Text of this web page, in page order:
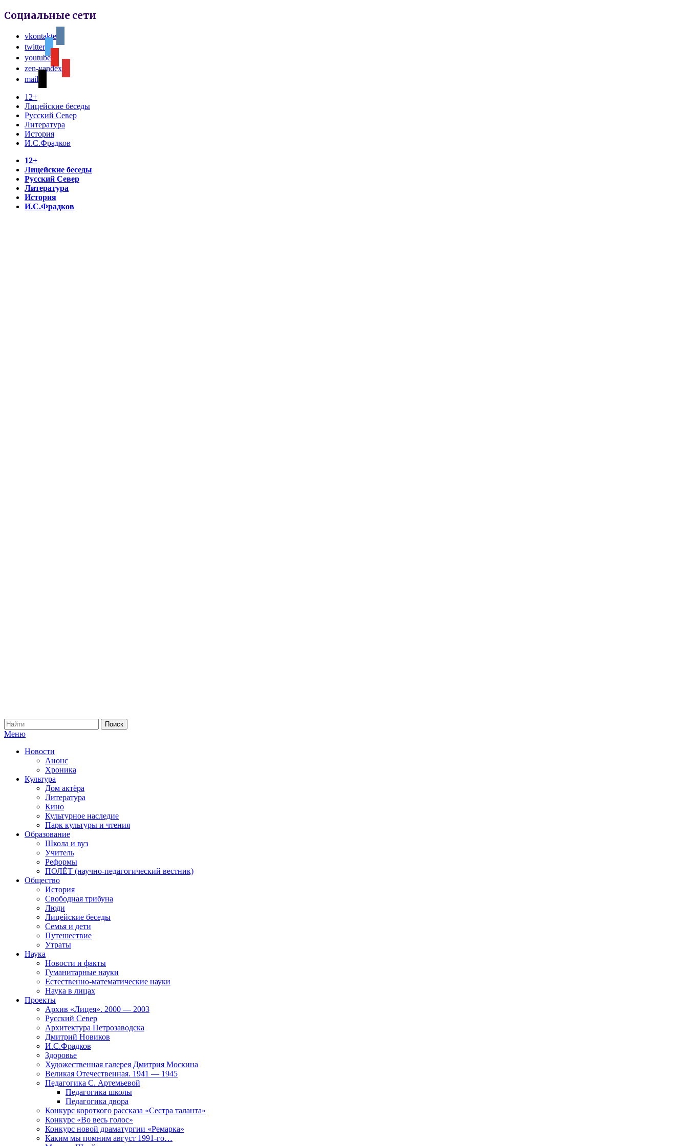
Социальные сети
vkontakte
twitter
youtube
zen-yandex
mail
12+
Лицейские беседы
Русский Север
Литература
История
И.С.Фрадков
12+
Лицейские беседы
Русский Север
Литература
История
И.С.Фрадков
Меню
Новости
Анонс
Хроника
Культура
Дом актёра
Литература
Кино
Культурное наследие
Парк культуры и чтения
Образование
Школа и вуз
Учитель
Реформы
ПОЛЁТ (научно-педагогический вестник)
Общество
История
Свободная трибуна
Люди
Лицейские беседы
Семья и дети
Путешествие
Утраты
Наука
Новости и факты
Гуманитарные науки
Естественно-математические науки
Наука в лицах
Проекты
Архив «Лицея». 2000 — 2003
Русский Север
Архитектура Петрозаводска
Дмитрий Новиков
И.С.Фрадков
Здоровье
Художественная галерея Дмитрия Москина
Великая Отечественная. 1941 — 1945
Педагогика С. Артемьевой
Педагогика школы
Педагогика двора
Конкурс короткого рассказа «Сестра таланта»
Конкурс «Во весь голос»
Конкурс новой драматургии «Ремарка»
Каким мы помним август 1991-го…